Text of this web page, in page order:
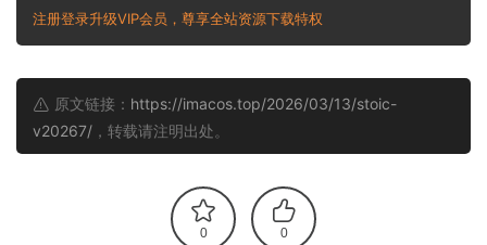
注册登录升级VIP会员，尊享全站资源下载特权
原文链接： https://imacos.top/2026/03/13/stoic-
v20267/ ，转载请注明出处。
0 0